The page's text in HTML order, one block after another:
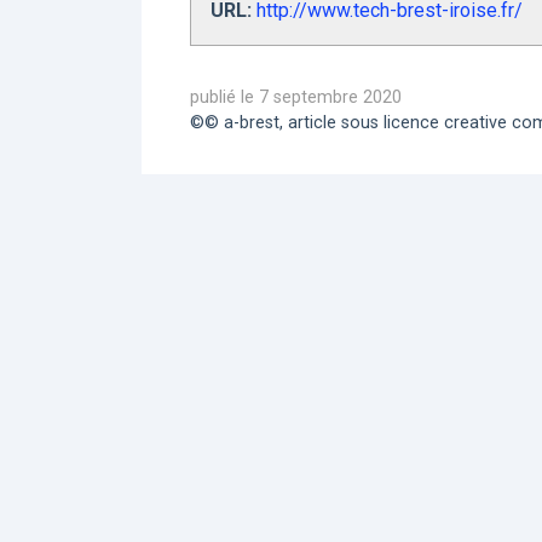
URL: http://www.tech-brest-iroise.fr/
publié le 7 septembre 2020
©© a-brest, article sous licence creative